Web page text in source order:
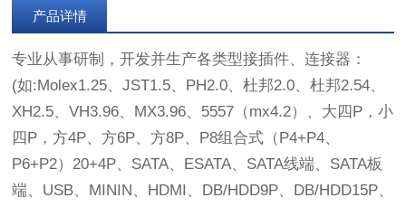
产品详情
专业从事研制，开发并生产各类型接插件、连接器：
(如:Molex1.25、JST1.5、PH2.0、杜邦2.0、杜邦2.54、
XH2.5、VH3.96、MX3.96、5557（mx4.2）、大四P，小
四P，方4P、方6P、方8P、P8组合式（P4+P4、
P6+P2）20+4P、SATA、ESATA、SATA线端、SATA板
端、USB、MININ、HDMI、DB/HDD9P、DB/HDD15P、